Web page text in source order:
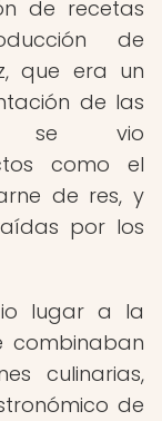
de recetas
de
que era un
de las
se vio
como el
de res, y
por los
lugar a la
combinaban
culinarias,
de